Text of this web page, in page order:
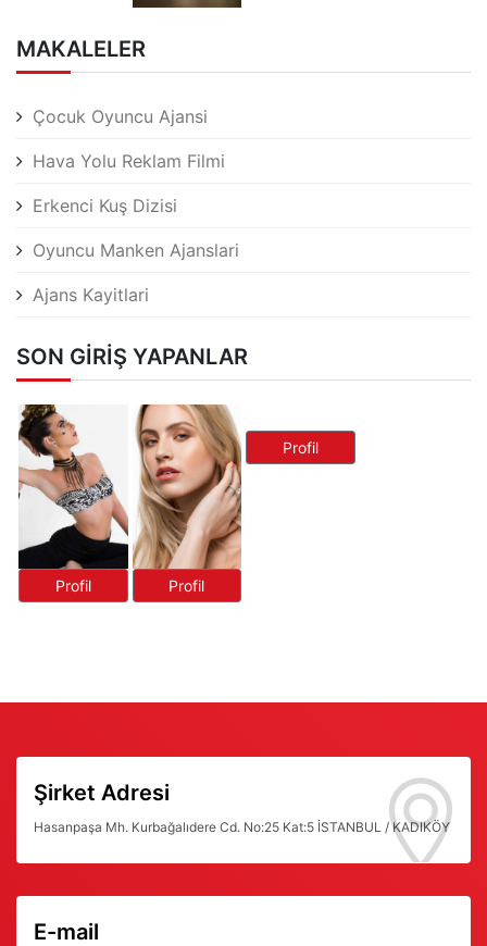
MAKALELER
Çocuk Oyuncu Ajansi
Hava Yolu Reklam Filmi
Erkenci Kuş Dizisi
Oyuncu Manken Ajanslari
Ajans Kayitlari
SON GIRIŞ YAPANLAR
Profil Profil
Profil
Şirket Adresi
Hasanpaşa Mh. Kurbağalıdere Cd. No:25 Kat:5 İSTANBUL / KADIKÖY
E-mail